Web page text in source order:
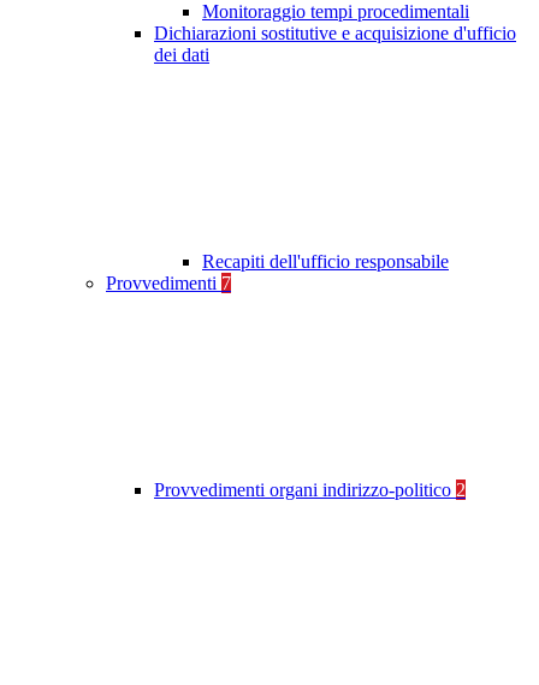
Monitoraggio tempi procedimentali
Dichiarazioni sostitutive e acquisizione d'ufficio
dei dati
Recapiti dell'ufficio responsabile
Provvedimenti 7
Provvedimenti organi indirizzo-politico 2